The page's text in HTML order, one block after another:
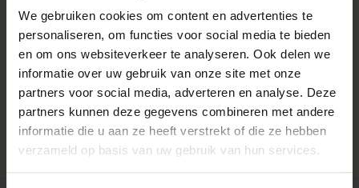
We gebruiken cookies om content en advertenties te
personaliseren, om functies voor social media te bieden
en om ons websiteverkeer te analyseren. Ook delen we
informatie over uw gebruik van onze site met onze
partners voor social media, adverteren en analyse. Deze
partners kunnen deze gegevens combineren met andere
informatie die u aan ze heeft verstrekt of die ze hebben
verzameld op basis van uw gebruik van hun services.
Rits met bal en ketting.
2 zakken aan de voorzijde.
Brede elastiek.
Geplooide knoopmanchet.
Artikelnummer:
UB-SJC-Brookland
Beschikbaarheid:
Reserveer nu! Momenteel niet op voorraad